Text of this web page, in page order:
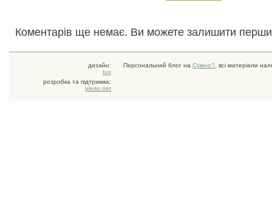
Коментарів ще немає. Ви можете залишити
дизайн:
tux
розробка та підтримка:
pleso.net
Персональний блог на Сумно? , всі матеріали